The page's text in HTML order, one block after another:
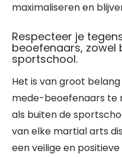
maximaliseren en
Respecteer je
beoefenaars, zowel
sportschool.
Het is van groot
mede-beoefenaars te
als buiten de
van elke martial arts
een veilige en